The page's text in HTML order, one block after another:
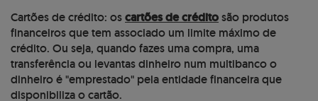
Cartões de crédito: oscartões de créditosão produtos
financeiros que tem associado um limite máximo de
crédito. Ou seja, quando fazes uma compra, uma
transferência ou levantas dinheiro num multibanco o
dinheiro é "emprestado" pela entidade financeira que
disponibiliza o cartão.